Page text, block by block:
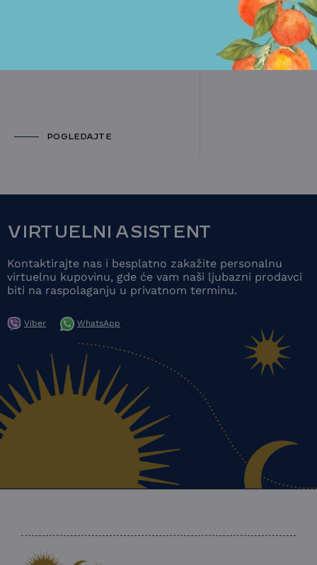
POGLEDAJTE
VIRTUELNI ASISTENT
Kontaktirajte nas i besplatno zakažite personalnu
virtuelnu kupovinu, gde će vam naši ljubazni prodavci
biti na raspolaganju u privatnom terminu.
Viber WhatsApp